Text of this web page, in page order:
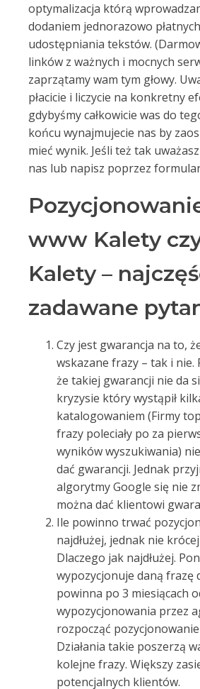
optymalizacja którą
dodaniem jednorazowo
udostępniania tekstów.
linków z ważnych i mocnych
zaprzątamy wam tym głowy.
płacicie i liczycie na konkretny
gdybyśmy całkowicie was do
końcu wynajmujecie nas by
mieć wynik. Jeśli też tak
nas lub napisz poprzez
www Kalety
Kalety –
zadawane
Czy jest gwarancja na to,
wskazane frazy – tak i nie.
że takiej gwarancji nie da
kryzysie który wystąpił
katalogowaniem (Firmy
frazy poleciały po za
wyników wyszukiwania)
dać gwarancji. Jednak
algorytmy Google się nie
można dać klientowi
Ile powinno trwać
najdłużej, jednak nie
Dlaczego jak najdłużej.
wypozycjonuje daną frazę
powinna po 3 miesiącach
wypozycjonowania przez
rozpocząć
Działania takie poszerzą
kolejne frazy. Większy
potencjalnych klientów.